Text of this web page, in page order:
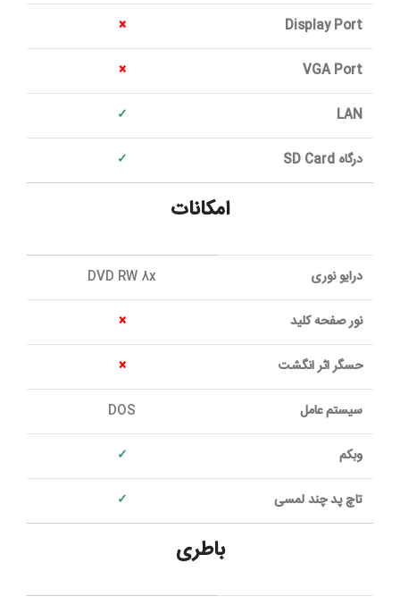
Display Port
×
VGA Port
×
LAN
✓
درگاه SD Card ✓
امکانات
درایو نوری DVD RW 8x
نور صفحه کلید ×
حسگر اثر انگشت ×
سیستم عامل DOS
وبکم ✓
تاچ پد چند لمسی ✓
باطری